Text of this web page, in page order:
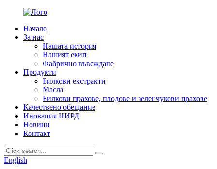
Начало
За нас
Нашата история
Нашият екип
Фабрично въвеждане
Продукти
Билкови екстракти
Масла
Билкови прахове, плодове и зеленчукови прахове
Качествено обещание
Иновация НИРД
Новини
Контакт
English